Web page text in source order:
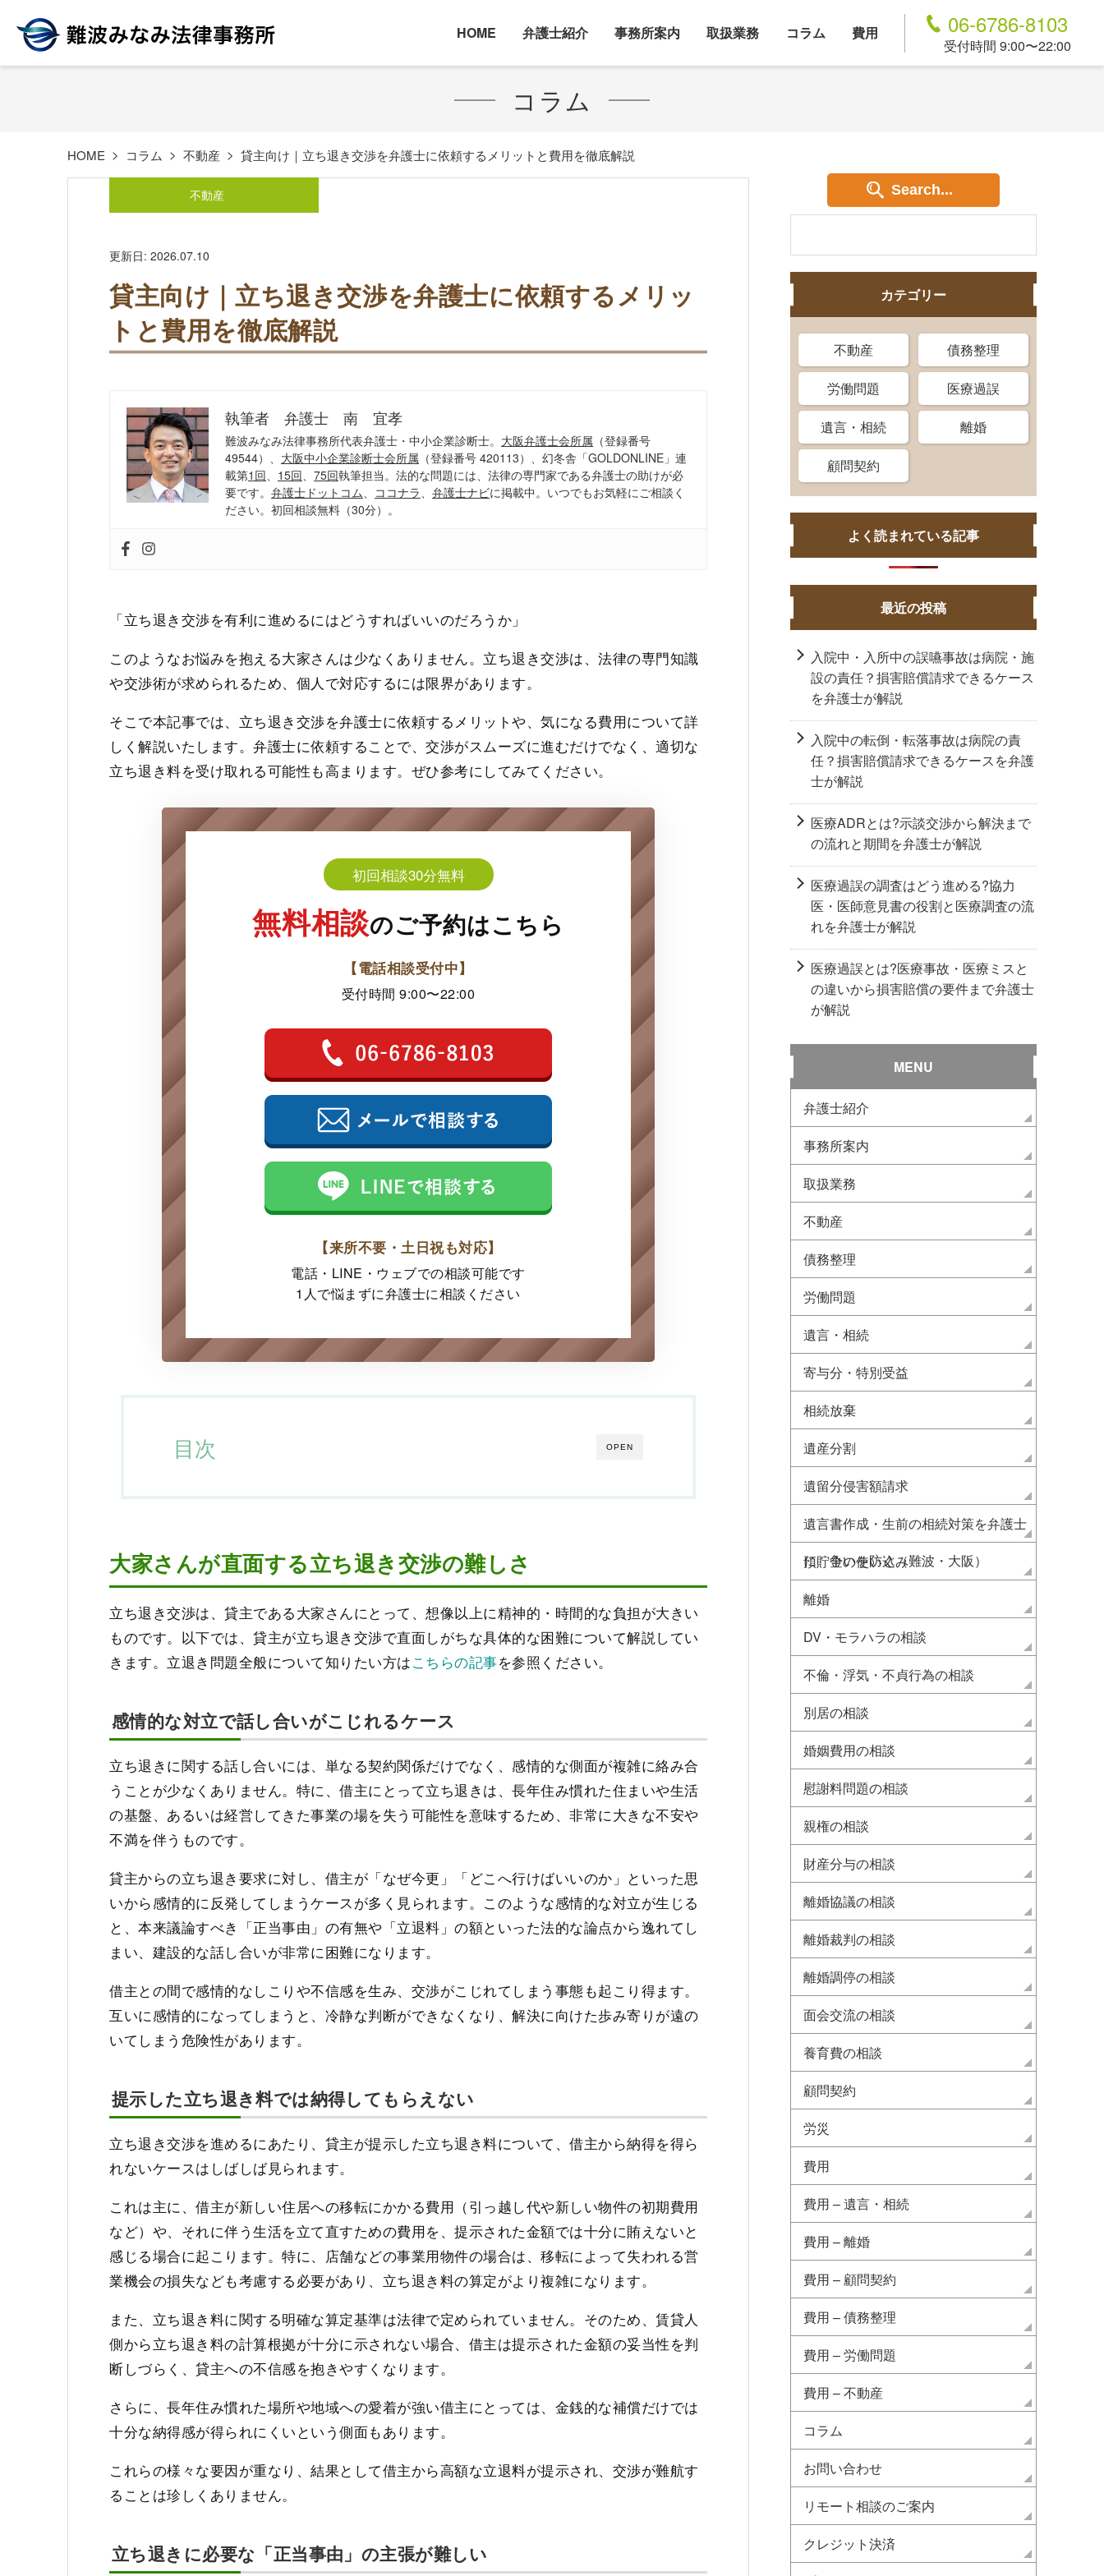
HOME 弁護士紹介 事務所案内 取扱業務 コラム 費用 06-6786-8103
受付時間 9:00〜22:00
コラム
HOME コラム 不動産 貸主向け｜立ち退き交渉を弁護士に依頼するメリットと費用を徹底解説
不動産
更新日: 2026.07.10
貸主向け｜立ち退き交渉を弁護士に依頼するメリッ
トと費用を徹底解説
執筆者 弁護士 南 宜孝
難波みなみ法律事務所代表弁護士・中小企業診断士。 大阪弁護士会所属 （登録番号
49544）、 大阪中小企業診断士会所属 （登録番号 420113）、幻冬舎「GOLDONLINE」連
載第1回、 15回、 75回執筆担当。法的な問題には、法律の専門家である弁護士の助けが必
要です。 弁護士ドットコム、 ココナラ、 弁護士ナビに掲載中。いつでもお気軽にご相談く
ださい。初回相談無料（30分）。
「立ち退き交渉を有利に進めるにはどうすればいいのだろうか」
このようなお悩みを抱える大家さんは少なくありません。立ち退き交渉は、法律の専門知識
や交渉術が求められるため、個人で対応するには限界があります。
そこで本記事では、立ち退き交渉を弁護士に依頼するメリットや、気になる費用について詳
しく解説いたします。弁護士に依頼することで、交渉がスムーズに進むだけでなく、適切な
立ち退き料を受け取れる可能性も高まります。ぜひ参考にしてみてください。
初回相談30分無料
無料相談のご予約はこちら
【電話相談受付中】
受付時間 9:00〜22:00
【来所不要・土日祝も対応】
電話・LINE・ウェブでの相談可能です
1人で悩まずに弁護士に相談ください
OPEN
目次
大家さんが直面する立ち退き交渉の難しさ
立ち退き交渉は、貸主である大家さんにとって、想像以上に精神的・時間的な負担が大きい
ものです。以下では、貸主が立ち退き交渉で直面しがちな具体的な困難について解説してい
きます。立退き問題全般について知りたい方はこちらの記事を参照ください。
感情的な対立で話し合いがこじれるケース
立ち退きに関する話し合いには、単なる契約関係だけでなく、感情的な側面が複雑に絡み合
うことが少なくありません。特に、借主にとって立ち退きは、長年住み慣れた住まいや生活
の基盤、あるいは経営してきた事業の場を失う可能性を意味するため、非常に大きな不安や
不満を伴うものです。
貸主からの立ち退き要求に対し、借主が「なぜ今更」「どこへ行けばいいのか」といった思
いから感情的に反発してしまうケースが多く見られます。このような感情的な対立が生じる
と、本来議論すべき「正当事由」の有無や「立退料」の額といった法的な論点から逸れてし
まい、建設的な話し合いが非常に困難になります。
借主との間で感情的なしこりや不信感を生み、交渉がこじれてしまう事態も起こり得ます。
互いに感情的になってしまうと、冷静な判断ができなくなり、解決に向けた歩み寄りが遠の
いてしまう危険性があります。
提示した立ち退き料では納得してもらえない
立ち退き交渉を進めるにあたり、貸主が提示した立ち退き料について、借主から納得を得ら
れないケースはしばしば見られます。
これは主に、借主が新しい住居への移転にかかる費用（引っ越し代や新しい物件の初期費用
など）や、それに伴う生活を立て直すための費用を、提示された金額では十分に賄えないと
感じる場合に起こります。特に、店舗などの事業用物件の場合は、移転によって失われる営
業機会の損失なども考慮する必要があり、立ち退き料の算定がより複雑になります。
また、立ち退き料に関する明確な算定基準は法律で定められていません。そのため、賃貸人
側から立ち退き料の計算根拠が十分に示されない場合、借主は提示された金額の妥当性を判
断しづらく、貸主への不信感を抱きやすくなります。
さらに、長年住み慣れた場所や地域への愛着が強い借主にとっては、金銭的な補償だけでは
十分な納得感が得られにくいという側面もあります。
これらの様々な要因が重なり、結果として借主から高額な立退料が提示され、交渉が難航す
ることは珍しくありません。
立ち退きに必要な「正当事由」の主張が難しい
Search...
カテゴリー
不動産 債務整理
労働問題 医療過誤
遺言・相続 離婚
顧問契約
よく読まれている記事
最近の投稿
入院中・入所中の誤嚥事故は病院・施
設の責任？損害賠償請求できるケース
を弁護士が解説
入院中の転倒・転落事故は病院の責
任？損害賠償請求できるケースを弁護
士が解説
医療ADRとは?示談交渉から解決まで
の流れと期間を弁護士が解説
医療過誤の調査はどう進める?協力
医・医師意見書の役割と医療調査の流
れを弁護士が解説
医療過誤とは?医療事故・医療ミスと
の違いから損害賠償の要件まで弁護士
が解説
MENU
弁護士紹介
事務所案内
取扱業務
不動産
債務整理
労働問題
遺言・相続
寄与分・特別受益
相続放棄
遺産分割
遺留分侵害額請求
遺言書作成・生前の相続対策を弁護士
に 争いを防ぐ（難波・大阪）
預貯金の使い込み
離婚
DV・モラハラの相談
不倫・浮気・不貞行為の相談
別居の相談
婚姻費用の相談
慰謝料問題の相談
親権の相談
財産分与の相談
離婚協議の相談
離婚裁判の相談
離婚調停の相談
面会交流の相談
養育費の相談
顧問契約
労災
費用
費用 – 遺言・相続
費用 – 離婚
費用 – 顧問契約
費用 – 債務整理
費用 – 労働問題
費用 – 不動産
コラム
お問い合わせ
リモート相談のご案内
クレジット決済